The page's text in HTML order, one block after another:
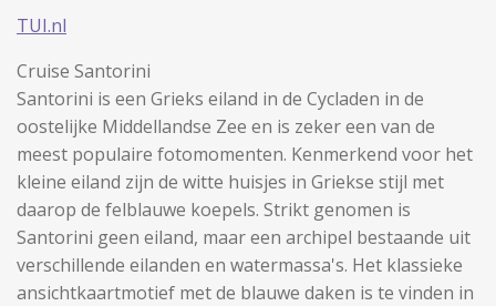
TUI.nl
Cruise Santorini
Santorini is een Grieks eiland in de Cycladen in de
oostelijke Middellandse Zee en is zeker een van de
meest populaire fotomomenten. Kenmerkend voor het
kleine eiland zijn de witte huisjes in Griekse stijl met
daarop de felblauwe koepels. Strikt genomen is
Santorini geen eiland, maar een archipel bestaande uit
verschillende eilanden en watermassa's. Het klassieke
ansichtkaartmotief met de blauwe daken is te vinden in